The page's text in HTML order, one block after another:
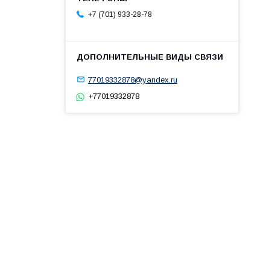
+7 (701) 933-28-78
77019332878@yandex.ru
+77019332878